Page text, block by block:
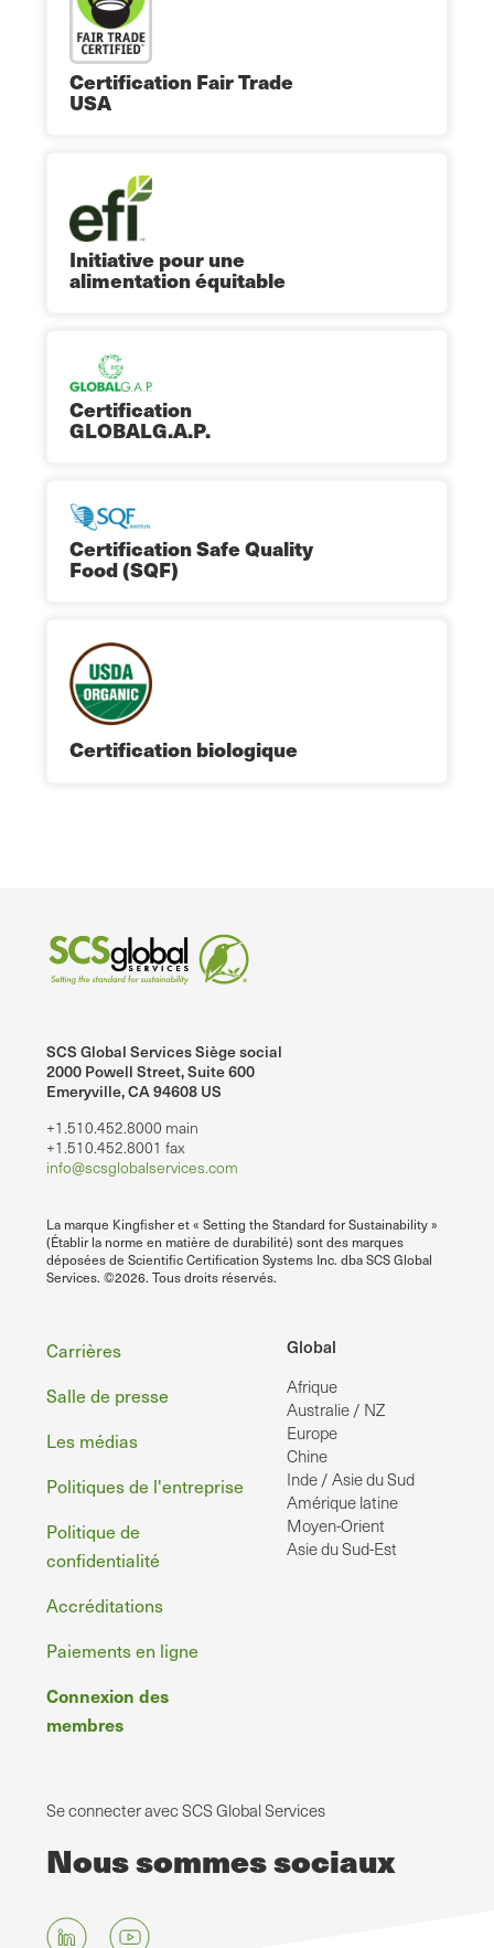
Certification Fair Trade
USA
Initiative pour une
alimentation équitable
Certification
GLOBALG.A.P.
Certification Safe Quality
Food (SQF)
Certification biologique
SCS Global Services Siège social
2000 Powell Street, Suite 600
Emeryville, CA 94608 US
+1.510.452.8000 main
+1.510.452.8001 fax
info@scsglobalservices.com
La marque Kingfisher et « Setting the Standard for Sustainability »
(Établir la norme en matière de durabilité) sont des marques
déposées de Scientific Certification Systems Inc. dba SCS Global
Services. ©2026. Tous droits réservés.
Global
Afrique
Australie / NZ
Europe
Chine
Inde / Asie du Sud
Amérique latine
Moyen-Orient
Asie du Sud-Est
Pied
de
page
Carrières
Salle de presse
Les médias
Politiques de l'entreprise
Politique de
confidentialité
Accréditations
Paiements en ligne
Connexion des
membres
Se connecter avec SCS Global Services
Nous sommes sociaux